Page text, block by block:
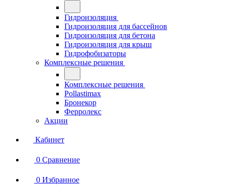
Гидроизоляция
Гидроизоляция для бассейнов
Гидроизоляция для бетона
Гидроизоляция для крыш
Гидрофобизаторы
Комплексные решения
Комплексные решения
Pollastimax
Бронекор
Ферролекс
Акции
Кабинет
0 Сравнение
0 Избранное